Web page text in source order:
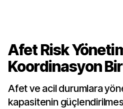
Afet Risk
Koordinasyon
Afet ve acil durumlara
kapasitenin